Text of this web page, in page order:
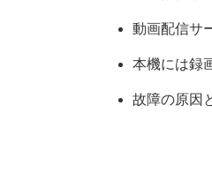
動画配信サ
本機には録
故障の原因